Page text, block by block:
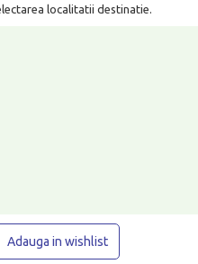
localitatii destinatie.
Adauga in wishlist